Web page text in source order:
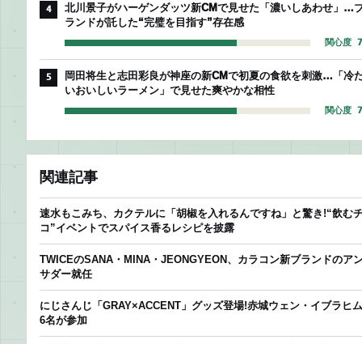
4
北川景子がハーゲンダッツ新CMで見せた「濃いしあわせ」…
ランドが託した“完璧を目指す”存在感
関心度
5
岡田将生と志田彩良が神座の新CMで初夏の食欲を刺激…「冷
いおいしいラーメン」で見せた爽やかな相性
関心度
関連記事
速水もこみち、カクテルに「胡椒を入れるんですね」と驚き!“飲む
コ”イベントでスパイス香るレシピを披露
TWICEのSANA・MINA・JEONGYEON、カラコン新ブランドのア
サダー就任
にじさんじ「GRAY×ACCENT」グッズ登場!赤城ウェン・イブラヒ
6名が参加